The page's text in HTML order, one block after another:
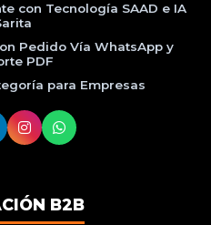
con Tecnología SAAD e IA
Pedido Vía WhatsApp y
PDF
para Empresas
B2B